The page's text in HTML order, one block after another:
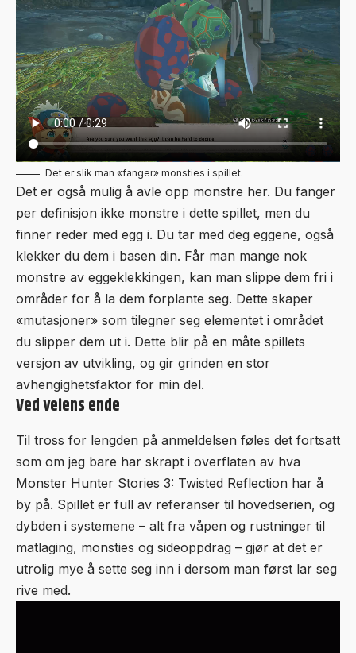
Det er slik man «fanger» monsties i spillet.
Det er også mulig å avle opp monstre her. Du fanger
per definisjon ikke monstre i dette spillet, men du
finner reder med egg i. Du tar med deg eggene, også
klekker du dem i basen din. Får man mange nok
monstre av eggeklekkingen, kan man slippe dem fri i
områder for å la dem forplante seg. Dette skaper
«mutasjoner» som tilegner seg elementet i området
du slipper dem ut i. Dette blir på en måte spillets
versjon av utvikling, og gir grinden en stor
avhengighetsfaktor for min del.
Ved veiens ende
Til tross for lengden på anmeldelsen føles det fortsatt
som om jeg bare har skrapt i overflaten av hva
Monster Hunter Stories 3: Twisted Reflection har å
by på. Spillet er full av referanser til hovedserien, og
dybden i systemene – alt fra våpen og rustninger til
matlaging, monsties og sideoppdrag – gjør at det er
utrolig mye å sette seg inn i dersom man først lar seg
rive med.